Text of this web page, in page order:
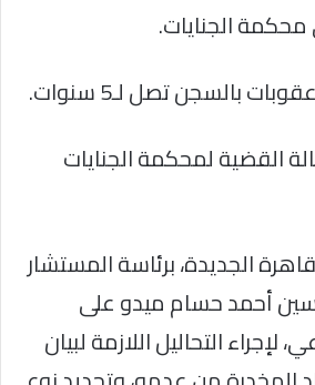
محكمة الجنايات.
بالسجن تصل لـ5 سنوات.
القضية لمحكمة الجنايات
الجديدة، برئاسة المستشار
أحمد حسام ميدو على
التحاليل اللازمة لبيان